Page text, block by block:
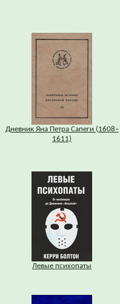
Дневник Яна Петра Сапеги (1608–
1611)
Левые психопаты